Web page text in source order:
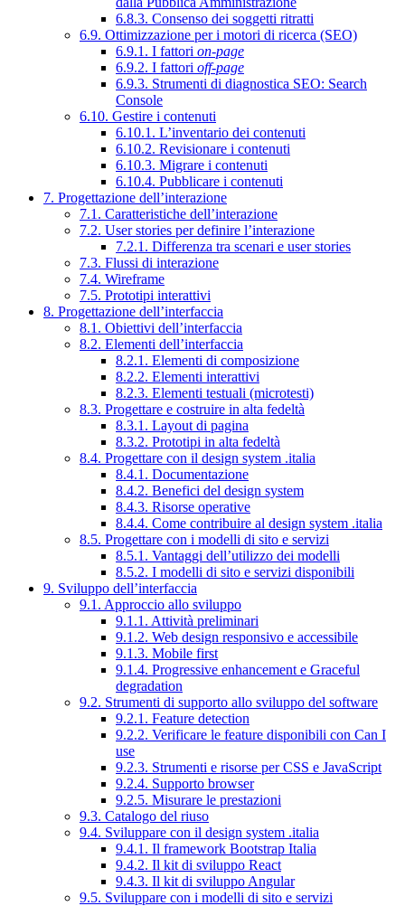
6.8.3. Consenso dei soggetti ritratti
6.9. Ottimizzazione per i motori di ricerca (SEO)
6.9.1. I fattori on-page
6.9.2. I fattori off-page
6.9.3. Strumenti di diagnostica SEO: Search
Console
6.10. Gestire i contenuti
6.10.1. L’inventario dei contenuti
6.10.2. Revisionare i contenuti
6.10.3. Migrare i contenuti
6.10.4. Pubblicare i contenuti
7. Progettazione dell’interazione
7.1. Caratteristiche dell’interazione
7.2. User stories per definire l’interazione
7.2.1. Differenza tra scenari e user stories
7.3. Flussi di interazione
7.4. Wireframe
7.5. Prototipi interattivi
8. Progettazione dell’interfaccia
8.1. Obiettivi dell’interfaccia
8.2. Elementi dell’interfaccia
8.2.1. Elementi di composizione
8.2.2. Elementi interattivi
8.2.3. Elementi testuali (microtesti)
8.3. Progettare e costruire in alta fedeltà
8.3.1. Layout di pagina
8.3.2. Prototipi in alta fedeltà
8.4. Progettare con il design system .italia
8.4.1. Documentazione
8.4.2. Benefici del design system
8.4.3. Risorse operative
8.4.4. Come contribuire al design system .italia
8.5. Progettare con i modelli di sito e servizi
8.5.1. Vantaggi dell’utilizzo dei modelli
8.5.2. I modelli di sito e servizi disponibili
9. Sviluppo dell’interfaccia
9.1. Approccio allo sviluppo
9.1.1. Attività preliminari
9.1.2. Web design responsivo e accessibile
9.1.3. Mobile first
9.1.4. Progressive enhancement e Graceful
degradation
9.2. Strumenti di supporto allo sviluppo del software
9.2.1. Feature detection
9.2.2. Verificare le feature disponibili con Can I
use
9.2.3. Strumenti e risorse per CSS e JavaScript
9.2.4. Supporto browser
9.2.5. Misurare le prestazioni
9.3. Catalogo del riuso
9.4. Sviluppare con il design system .italia
9.4.1. Il framework Bootstrap Italia
9.4.2. Il kit di sviluppo React
9.4.3. Il kit di sviluppo Angular
9.5. Sviluppare con i modelli di sito e servizi